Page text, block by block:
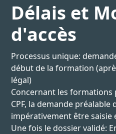
Délais et
d'accès
Processus unique:
début de la formation
légal)
Concernant les
CPF, la demande
impérativement être saisie
Une fois le dossier validé: